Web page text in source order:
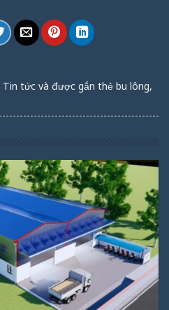
Tin tức và được gắn thẻ bu lông,